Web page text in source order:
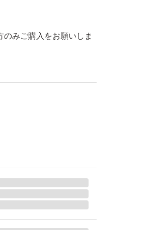
みご購入をお願いしま
978A3、EP-977A3、EP-
、EP-807AW、EP-8
、EP-707A
）1個